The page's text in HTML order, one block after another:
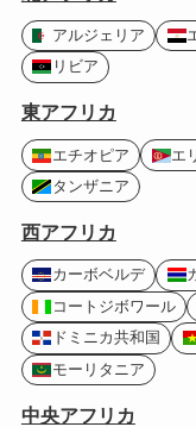
アルジェリア
リビア
東アフリカ
エチオピア エ
タンザニア
西アフリカ
カーボベルデ
コートジボワール
ドミニカ共和国
モーリタニア
中央アフリカ